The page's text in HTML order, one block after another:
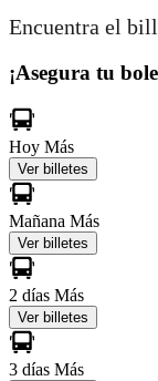
Encuentra el
¡Asegura tu
Hoy Más
Ver billetes
Mañana Más
Ver billetes
2 días Más
Ver billetes
3 días Más